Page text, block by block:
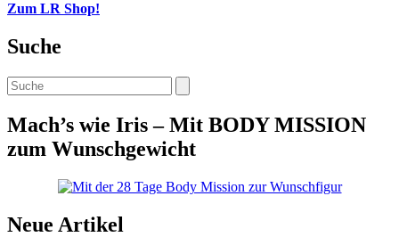
Zum LR Shop!
Suche
Search
Mach’s wie Iris – Mit BODY MISSION
zum Wunschgewicht
Neue Artikel